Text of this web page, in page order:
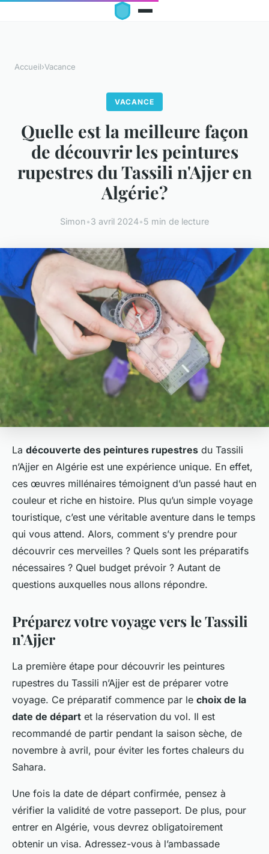
Accueil›Vacance
VACANCE
Quelle est la meilleure façon
de découvrir les peintures
rupestres du Tassili n'Ajjer en
Algérie?
Simon•3 avril 2024•5 min de lecture
La découverte des peintures rupestres du Tassili
n’Ajjer en Algérie est une expérience unique. En effet,
ces œuvres millénaires témoignent d’un passé haut en
couleur et riche en histoire. Plus qu’un simple voyage
touristique, c’est une véritable aventure dans le temps
qui vous attend. Alors, comment s’y prendre pour
découvrir ces merveilles ? Quels sont les préparatifs
nécessaires ? Quel budget prévoir ? Autant de
questions auxquelles nous allons répondre.
Préparez votre voyage vers le Tassili
n’Ajjer
La première étape pour découvrir les peintures
rupestres du Tassili n’Ajjer est de préparer votre
voyage. Ce préparatif commence par le choix de la
date de départ et la réservation du vol. Il est
recommandé de partir pendant la saison sèche, de
novembre à avril, pour éviter les fortes chaleurs du
Sahara.
Une fois la date de départ confirmée, pensez à
vérifier la validité de votre passeport. De plus, pour
entrer en Algérie, vous devrez obligatoirement
obtenir un visa. Adressez-vous à l’ambassade